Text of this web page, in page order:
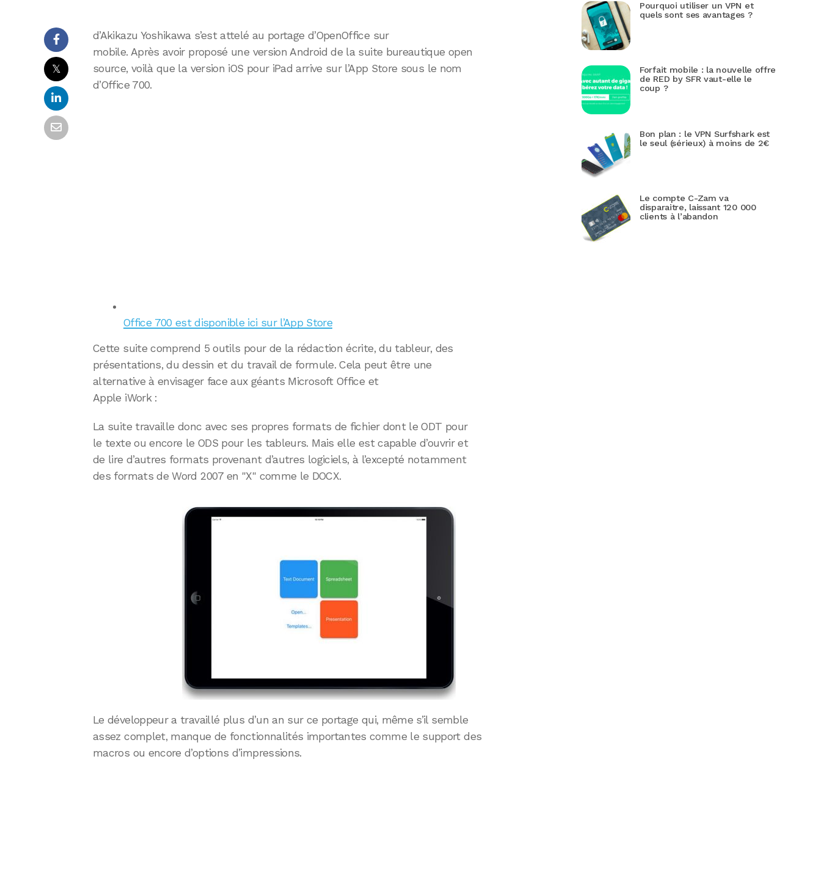
𝕏
d’Akikazu Yoshikawa s’est attelé au portage d’OpenOffice sur
mobile. Après avoir proposé une version Android de la suite bureautique open
source, voilà que la version iOS pour iPad arrive sur l’App Store sous le nom
d’Office 700.
Office 700 est disponible ici sur l’App Store
Cette suite comprend 5 outils pour de la rédaction écrite, du tableur, des
présentations, du dessin et du travail de formule. Cela peut être une
alternative à envisager face aux géants Microsoft Office et
Apple iWork :
La suite travaille donc avec ses propres formats de fichier dont le ODT pour
le texte ou encore le ODS pour les tableurs. Mais elle est capable d’ouvrir et
de lire d’autres formats provenant d’autres logiciels, à l’excepté notamment
des formats de Word 2007 en "X" comme le DOCX.
Le développeur a travaillé plus d’un an sur ce portage qui, même s’il semble
assez complet, manque de fonctionnalités importantes comme le support des
macros ou encore d’options d’impressions.
Pourquoi utiliser un VPN et
quels sont ses avantages ?
Forfait mobile : la nouvelle offre
de RED by SFR vaut-elle le
coup ?
Bon plan : le VPN Surfshark est
le seul (sérieux) à moins de 2€
Le compte C-Zam va
disparaitre, laissant 120 000
clients à l’abandon